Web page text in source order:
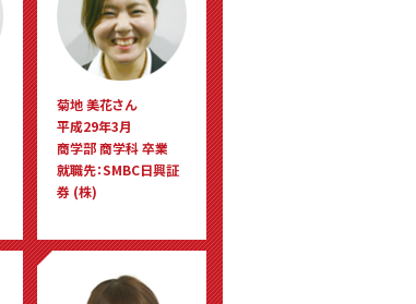
菊地 美花さん
平成29年3月
商学部 商学科 卒業
就職先：SMBC日興証
券 (株)